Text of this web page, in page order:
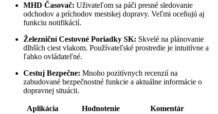
MHD Časovač: Uživateľom sa páči presné sledovanie
odchodov a príchodov mestskej dopravy. Veľmi oceňujú aj
funkciu notifikácií.
Železniční Cestovné Poriadky SK: Skvelé na plánovanie
dlhších ciest vlakom. Používateľské prostredie je intuitívne a
ľahko ovládateľné.
Cestuj Bezpečne: Mnoho pozitívnych recenzií na
zabudované bezpečnostné funkcie a aktuálne informácie o
dopravnej situácii.
Aplikácia Hodnotenie
Komentár